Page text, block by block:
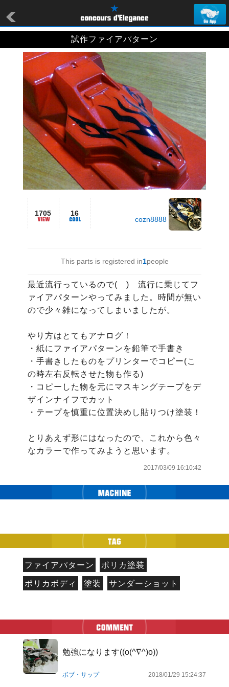
試作ファイアパターン
1705 16
cozn8888
This parts is registered in1people
最近流行っているので(　)　流行に乗じてフ
ァイアパターンやってみました。時間が無い
ので少々雑になってしまいましたが。
やり方はとてもアナログ！
・紙にファイアパターンを鉛筆で手書き
・手書きしたものをプリンターでコピー(こ
の時左右反転させた物も作る)
・コピーした物を元にマスキングテープをデ
ザインナイフでカット
・テープを慎重に位置決めし貼りつけ塗装！
とりあえず形にはなったので、これから色々
なカラーで作ってみようと思います。
2017/03/09 16:10:42
ファイアパターン ポリカ塗装
ポリカボディ 塗装 サンダーショット
勉強になります((o(^∇^)o))
ボブ・サップ 2018/01/29 15:24:37